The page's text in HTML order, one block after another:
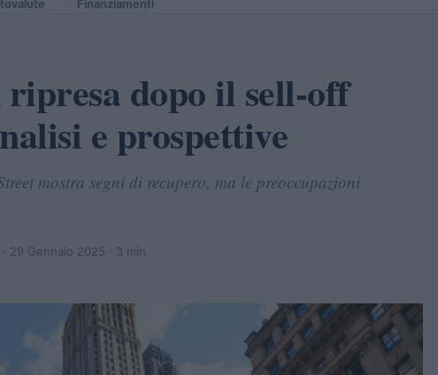
Finanziamenti
dopo il sell-off
e prospettive
mostra segni di recupero, ma le preoccupazioni
· 29 Gennaio 2025 · 3 min